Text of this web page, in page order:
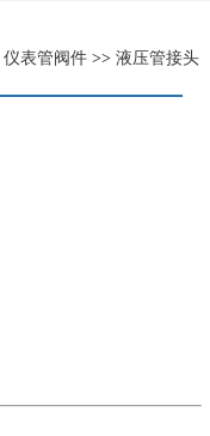
仪表管阀件 >> 液压管接头